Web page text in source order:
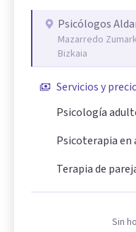
Psicólogos
Mazarredo
Bizkaia
Servicios y
Psicología
Psicoterapia en
Terapia de
Sin